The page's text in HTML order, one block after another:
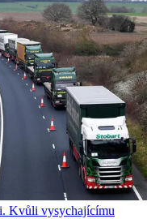
Kvůli vysychajícímu